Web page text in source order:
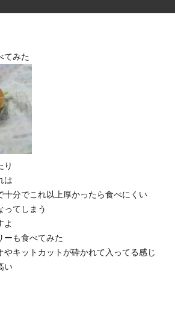
てみた
り
は
十分でこれ以上厚かったら食べにくい
ってしまう
よ
ーも食べてみた
やキットカットが砕かれて入ってる感じ
い